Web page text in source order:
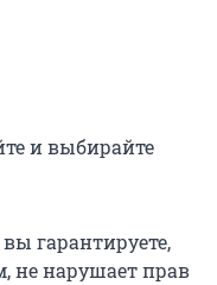
и выбирайте
гарантируете,
не нарушает прав